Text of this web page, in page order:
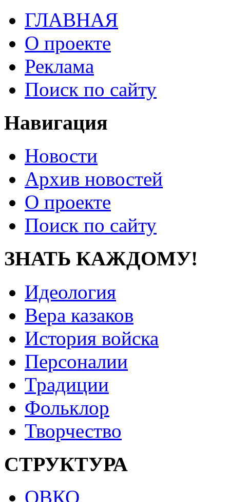
ГЛАВНАЯ
О проекте
Реклама
Поиск по сайту
Навигация
Новости
Архив новостей
О проекте
Поиск по сайту
ЗНАТЬ КАЖДОМУ!
Идеология
Вера казаков
История войска
Персоналии
Традиции
Фольклор
Творчество
СТРУКТУРА
ОВКО